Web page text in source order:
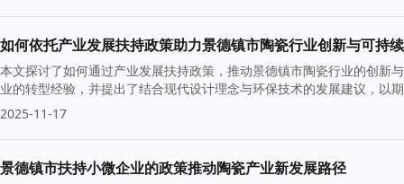
如何依托产业发展扶持政策助力景德镇市陶瓷行业创新与可持
本文探讨了如何通过产业发展扶持政策，推动景德镇市陶瓷行业的创新
业的转型经验，并提出了结合现代设计理念与环保技术的发展建议，以
2025-11-17
景德镇市扶持小微企业的政策推动陶瓷产业新发展路径